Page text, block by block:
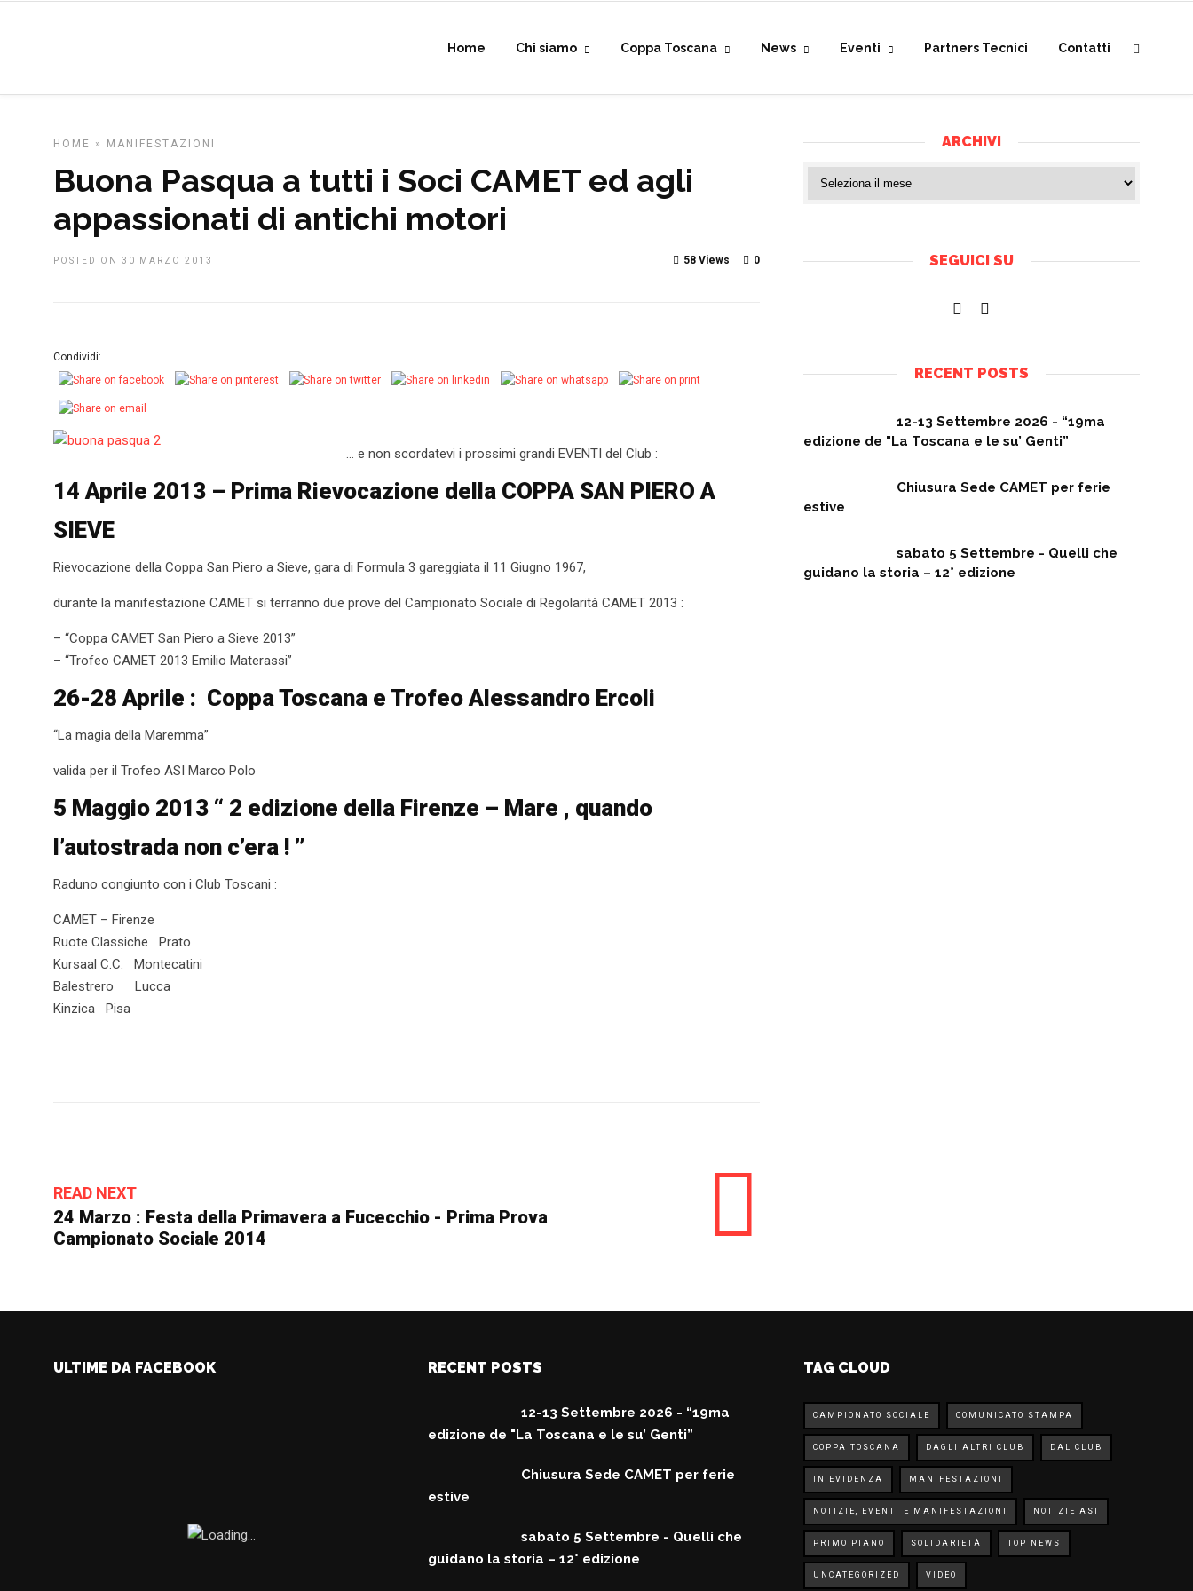
Home Chi siamo Coppa Toscana News Eventi Partners Tecnici Contatti
HOME » MANIFESTAZIONI
Buona Pasqua a tutti i Soci CAMET ed agli
appassionati di antichi motori
POSTED ON 30 MARZO 2013 0
58 Views
Condividi:
… e non scordatevi i prossimi grandi EVENTI del Club :
14 Aprile 2013 – Prima Rievocazione della COPPA SAN PIERO A
SIEVE
Rievocazione della Coppa San Piero a Sieve, gara di Formula 3 gareggiata il 11 Giugno 1967,
durante la manifestazione CAMET si terranno due prove del Campionato Sociale di Regolarità CAMET 2013 :
– “Coppa CAMET San Piero a Sieve 2013”
– “Trofeo CAMET 2013 Emilio Materassi”
26-28 Aprile : Coppa Toscana e Trofeo Alessandro Ercoli
“La magia della Maremma”
valida per il Trofeo ASI Marco Polo
5 Maggio 2013 “ 2 edizione della Firenze – Mare , quando
l’autostrada non c’era ! ”
Raduno congiunto con i Club Toscani :
CAMET – Firenze
Ruote Classiche Prato
Kursaal C.C. Montecatini
Balestrero Lucca
Kinzica Pisa
READ NEXT
24 Marzo : Festa della Primavera a Fucecchio - Prima Prova
Campionato Sociale 2014
ARCHIVI
SEGUICI SU
RECENT POSTS
12-13 Settembre 2026 - “19ma
edizione de "La Toscana e le su’ Genti”
Chiusura Sede CAMET per ferie
estive
sabato 5 Settembre - Quelli che
guidano la storia – 12° edizione
ULTIME DA FACEBOOK RECENT POSTS
12-13 Settembre 2026 - “19ma
edizione de "La Toscana e le su’ Genti”
Chiusura Sede CAMET per ferie
estive
sabato 5 Settembre - Quelli che
guidano la storia – 12° edizione
TAG CLOUD
CAMPIONATO SOCIALE COMUNICATO STAMPA
COPPA TOSCANA DAGLI ALTRI CLUB DAL CLUB
IN EVIDENZA MANIFESTAZIONI
NOTIZIE, EVENTI E MANIFESTAZIONI NOTIZIE ASI
PRIMO PIANO SOLIDARIETÀ TOP NEWS
UNCATEGORIZED VIDEO